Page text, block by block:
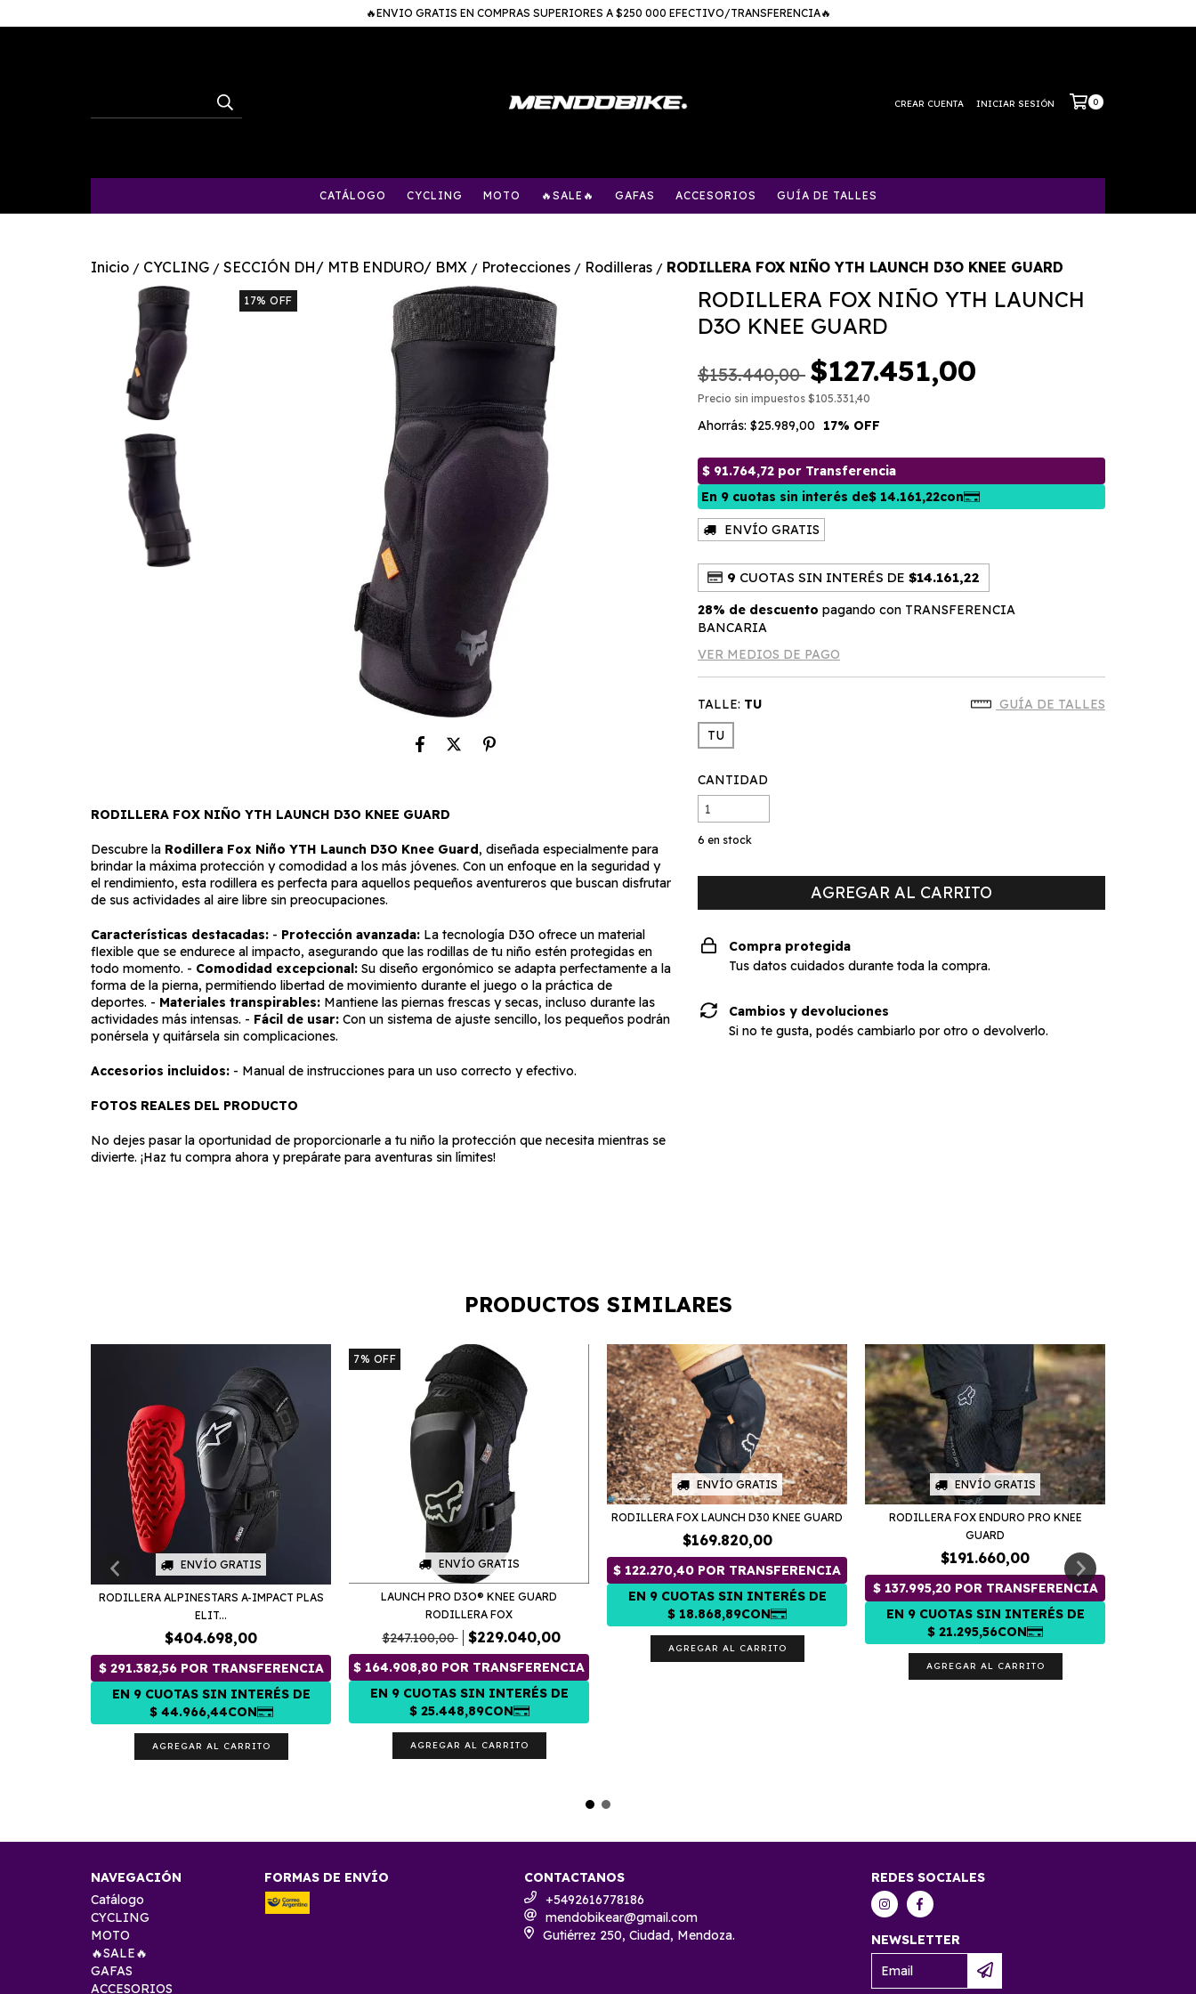
🔥ENVIO GRATIS EN COMPRAS SUPERIORES A $250 000 EFECTIVO/TRANSFERENCIA🔥
CREAR CUENTA INICIAR SESIÓN 0
CATÁLOGO CYCLING MOTO 🔥SALE🔥 GAFAS ACCESORIOS GUÍA DE TALLES
Inicio / CYCLING / SECCIÓN DH/ MTB ENDURO/ BMX / Protecciones / Rodilleras / RODILLERA FOX NIÑO YTH LAUNCH D3O KNEE GUARD
17%OFF
RODILLERA FOX NIÑO YTH LAUNCH D3O KNEE GUARD
Descubre la Rodillera Fox Niño YTH Launch D3O Knee Guard, diseñada especialmente para
brindar la máxima protección y comodidad a los más jóvenes. Con un enfoque en la seguridad y
el rendimiento, esta rodillera es perfecta para aquellos pequeños aventureros que buscan disfrutar
de sus actividades al aire libre sin preocupaciones.
Características destacadas: - Protección avanzada: La tecnología D3O ofrece un material
flexible que se endurece al impacto, asegurando que las rodillas de tu niño estén protegidas en
todo momento. - Comodidad excepcional: Su diseño ergonómico se adapta perfectamente a la
forma de la pierna, permitiendo libertad de movimiento durante el juego o la práctica de
deportes. - Materiales transpirables: Mantiene las piernas frescas y secas, incluso durante las
actividades más intensas. - Fácil de usar: Con un sistema de ajuste sencillo, los pequeños podrán
ponérsela y quitársela sin complicaciones.
Accesorios incluidos: - Manual de instrucciones para un uso correcto y efectivo.
FOTOS REALES DEL PRODUCTO
No dejes pasar la oportunidad de proporcionarle a tu niño la protección que necesita mientras se
divierte. ¡Haz tu compra ahora y prepárate para aventuras sin límites!
RODILLERA FOX NIÑO YTH LAUNCH
D3O KNEE GUARD
$153.440,00 $127.451,00
Precio sin impuestos$105.331,40
Ahorrás: $25.989,00 17% OFF
ENVÍO GRATIS
9 CUOTAS SIN INTERÉS DE $14.161,22
28% de descuento pagando con TRANSFERENCIA
BANCARIA
VER MEDIOS DE PAGO
TALLE: TU
GUÍA DE TALLES
TU
CANTIDAD
6 en stock
Compra protegida
Tus datos cuidados durante toda la compra.
Cambios y devoluciones
Si no te gusta, podés cambiarlo por otro o devolverlo.
PRODUCTOS SIMILARES
ENVÍO GRATIS
RODILLERA ALPINESTARS A-IMPACT PLAS
ELIT...
$404.698,00
AGREGAR AL CARRITO
7% OFF
ENVÍO GRATIS
LAUNCH PRO D3O® KNEE GUARD
RODILLERA FOX
$247.100,00 $229.040,00
AGREGAR AL CARRITO
ENVÍO GRATIS
RODILLERA FOX LAUNCH D30 KNEE GUARD
$169.820,00
AGREGAR AL CARRITO
ENVÍO GRATIS
RODILLERA FOX ENDURO PRO KNEE
GUARD
$191.660,00
AGREGAR AL CARRITO
NAVEGACIÓN
Catálogo
CYCLING
MOTO
🔥SALE🔥
GAFAS
ACCESORIOS
FORMAS DE ENVÍO
CONTACTANOS
+5492616778186
mendobikear@gmail.com
Gutiérrez 250, Ciudad, Mendoza.
REDES SOCIALES
NEWSLETTER